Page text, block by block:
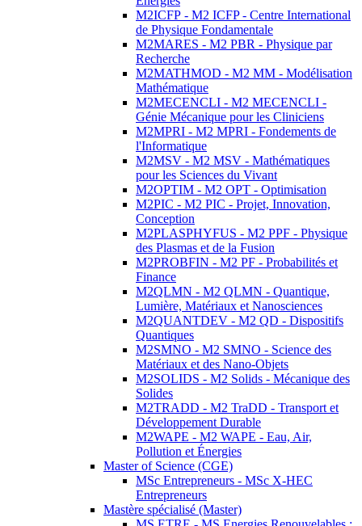
M2ICFP - M2 ICFP - Centre International
de Physique Fondamentale
M2MARES - M2 PBR - Physique par
Recherche
M2MATHMOD - M2 MM - Modélisation
Mathématique
M2MECENCLI - M2 MECENCLI -
Génie Mécanique pour les Cliniciens
M2MPRI - M2 MPRI - Fondements de
l'Informatique
M2MSV - M2 MSV - Mathématiques
pour les Sciences du Vivant
M2OPTIM - M2 OPT - Optimisation
M2PIC - M2 PIC - Projet, Innovation,
Conception
M2PLASPHYFUS - M2 PPF - Physique
des Plasmas et de la Fusion
M2PROBFIN - M2 PF - Probabilités et
Finance
M2QLMN - M2 QLMN - Quantique,
Lumière, Matériaux et Nanosciences
M2QUANTDEV - M2 QD - Dispositifs
Quantiques
M2SMNO - M2 SMNO - Science des
Matériaux et des Nano-Objets
M2SOLIDS - M2 Solids - Mécanique des
Solides
M2TRADD - M2 TraDD - Transport et
Développement Durable
M2WAPE - M2 WAPE - Eau, Air,
Pollution et Énergies
Master of Science (CGE)
MSc Entrepreneurs - MSc X-HEC
Entrepreneurs
Mastère spécialisé (Master)